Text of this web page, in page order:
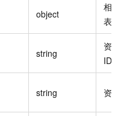
object
相
表。
string
资
ID。
string 资